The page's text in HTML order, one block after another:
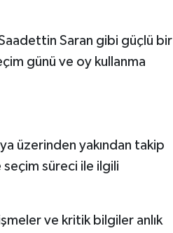
Saran gibi güçlü bir
günü ve oy kullanma
üzerinden yakından takip
süreci ile ilgili
ve kritik bilgiler anlık